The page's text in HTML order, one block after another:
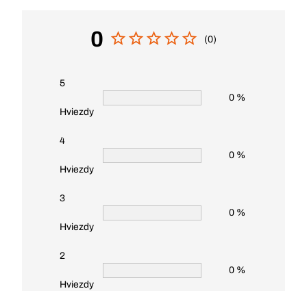
0 (0)
5
Hviezdy
0 %
4
Hviezdy
0 %
3
Hviezdy
0 %
2
Hviezdy
0 %